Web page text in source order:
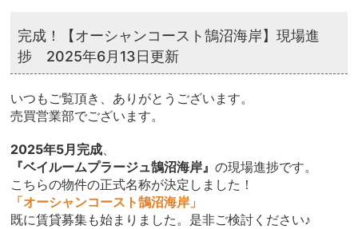
完成！【オーシャンコースト鵠沼海岸】現場進
捗 2025年6月13日更新
いつもご覧頂き、ありがとうございます。
売買営業部でございます。
2025年5月完成、
『ベイルームプラージュ鵠沼海岸』の現場進捗です。
こちらの物件の正式名称が決定しました！
「オーシャンコースト鵠沼海岸」
既に賃貸募集も始まりました。是非ご検討ください♪